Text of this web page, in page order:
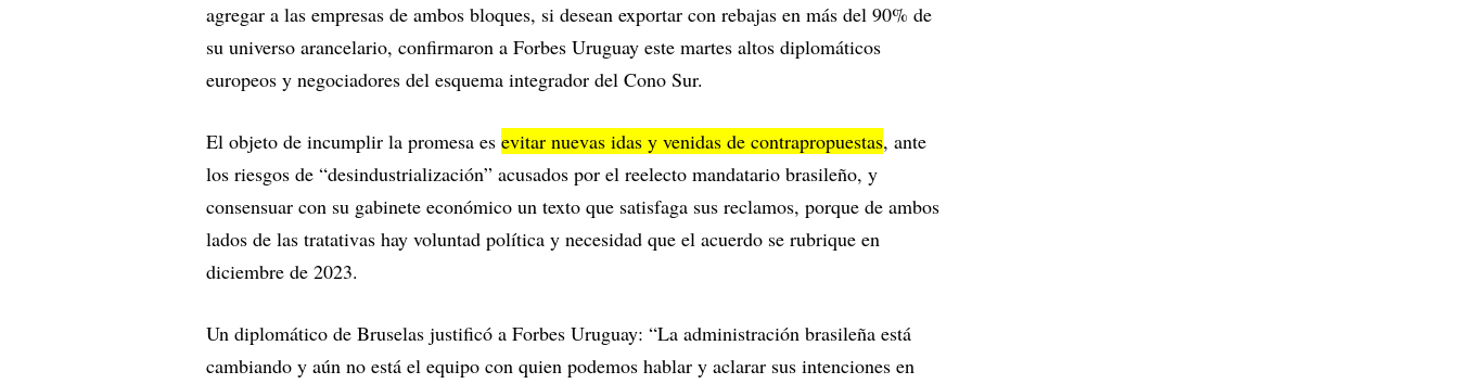
agregar a las empresas de ambos bloques, si desean exportar con rebajas en más del 90% de
su universo arancelario, confirmaron a Forbes Uruguay este martes altos diplomáticos
europeos y negociadores del esquema integrador del Cono Sur.
El objeto de incumplir la promesa es evitar nuevas idas y venidas de contrapropuestas, ante
los riesgos de “desindustrialización” acusados por el reelecto mandatario brasileño, y
consensuar con su gabinete económico un texto que satisfaga sus reclamos, porque de ambos
lados de las tratativas hay voluntad política y necesidad que el acuerdo se rubrique en
diciembre de 2023.
Un diplomático de Bruselas justificó a Forbes Uruguay: “La administración brasileña está
cambiando y aún no está el equipo con quien podemos hablar y aclarar sus intenciones en